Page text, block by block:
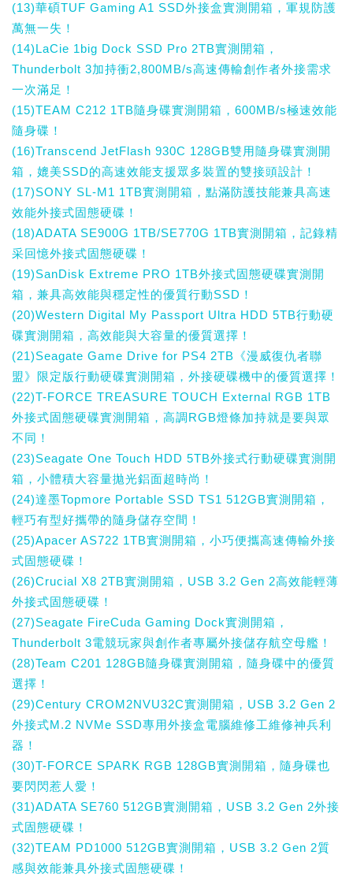
(13)華碩TUF Gaming A1 SSD外接盒實測開箱，軍規防護
萬無一失！
(14)LaCie 1big Dock SSD Pro 2TB實測開箱，
Thunderbolt 3加持衝2,800MB/s高速傳輸創作者外接需求
一次滿足！
(15)TEAM C212 1TB隨身碟實測開箱，600MB/s極速效能
隨身碟！
(16)Transcend JetFlash 930C 128GB雙用隨身碟實測開
箱，媲美SSD的高速效能支援眾多裝置的雙接頭設計！
(17)SONY SL-M1 1TB實測開箱，點滿防護技能兼具高速
效能外接式固態硬碟！
(18)ADATA SE900G 1TB/SE770G 1TB實測開箱，記錄精
采回憶外接式固態硬碟！
(19)SanDisk Extreme PRO 1TB外接式固態硬碟實測開
箱，兼具高效能與穩定性的優質行動SSD！
(20)Western Digital My Passport Ultra HDD 5TB行動硬
碟實測開箱，高效能與大容量的優質選擇！
(21)Seagate Game Drive for PS4 2TB《漫威復仇者聯
盟》限定版行動硬碟實測開箱，外接硬碟機中的優質選擇！
(22)T-FORCE TREASURE TOUCH External RGB 1TB
外接式固態硬碟實測開箱，高調RGB燈條加持就是要與眾
不同！
(23)Seagate One Touch HDD 5TB外接式行動硬碟實測開
箱，小體積大容量拋光鋁面超時尚！
(24)達墨Topmore Portable SSD TS1 512GB實測開箱，
輕巧有型好攜帶的隨身儲存空間！
(25)Apacer AS722 1TB實測開箱，小巧便攜高速傳輸外接
式固態硬碟！
(26)Crucial X8 2TB實測開箱，USB 3.2 Gen 2高效能輕薄
外接式固態硬碟！
(27)Seagate FireCuda Gaming Dock實測開箱，
Thunderbolt 3電競玩家與創作者專屬外接儲存航空母艦！
(28)Team C201 128GB隨身碟實測開箱，隨身碟中的優質
選擇！
(29)Century CROM2NVU32C實測開箱，USB 3.2 Gen 2
外接式M.2 NVMe SSD專用外接盒電腦維修工維修神兵利
器！
(30)T-FORCE SPARK RGB 128GB實測開箱，隨身碟也
要閃閃惹人愛！
(31)ADATA SE760 512GB實測開箱，USB 3.2 Gen 2外接
式固態硬碟！
(32)TEAM PD1000 512GB實測開箱，USB 3.2 Gen 2質
感與效能兼具外接式固態硬碟！